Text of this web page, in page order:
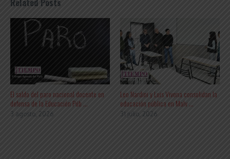
El saldo del paro nacional docente en
defensa de la Educación Púb ...
3 agosto, 2026
Leo Nardini y Luis Vivona consolidan la
educación pública en Malv ...
31 julio, 2026